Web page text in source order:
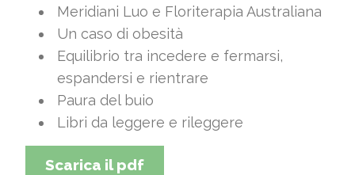
Meridiani Luo e Floriterapia Australiana
Un caso di obesità
Equilibrio tra incedere e fermarsi,
espandersi e rientrare
Paura del buio
Libri da leggere e rileggere
Scarica il pdf